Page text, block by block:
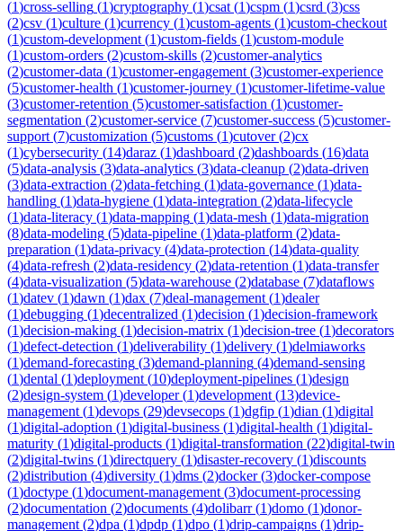
(1)cross-selling (1)cryptography (1)csat (1)cspm (1)csrd (3)css
(2)csv (1)culture (1)currency (1)custom-agents (1)custom-checkout
(1)custom-development (1)custom-fields (1)custom-module
(1)custom-orders (2)custom-skills (2)customer-analytics
(2)customer-data (1)customer-engagement (3)customer-experience
(5)customer-health (1)customer-journey (1)customer-lifetime-value
(3)customer-retention (5)customer-satisfaction (1)customer-
segmentation (2)customer-service (7)customer-success (5)customer-
support (7)customization (5)customs (1)cutover(2)cx
(1)cybersecurity (14)daraz (1)dashboard (2)dashboards (16)data
(5)data-analysis (3)data-analytics (3)data-cleanup (2)data-driven
(3)data-extraction (2)data-fetching (1)data-governance (1)data-
handling (1)data-hygiene (1)data-integration (2)data-lifecycle
(1)data-literacy (1)data-mapping (1)data-mesh (1)data-migration
(8)data-modeling (5)data-pipeline (1)data-platform (2)data-
preparation (1)data-privacy (4)data-protection (14)data-quality
(4)data-refresh (2)data-residency (2)data-retention (1)data-transfer
(4)data-visualization (5)data-warehouse (2)database (7)dataflows
(1)datev (1)dawn (1)dax (7)deal-management (1)dealer
(1)debugging (1)decentralized (1)decision (1)decision-framework
(1)decision-making (1)decision-matrix (1)decision-tree (1)decorators
(1)defect-detection (1)deliverability (1)delivery (1)delmiaworks
(1)demand-forecasting (3)demand-planning (4)demand-sensing
(1)dental (1)deployment (10)deployment-pipelines (1)design
(2)design-system (1)developer(1)development (13)device-
management (1)devops (29)devsecops (1)dgfip (1)dian (1)digital
(1)digital-adoption (1)digital-business (1)digital-health (1)digital-
maturity (1)digital-products (1)digital-transformation (22)digital-twin
(2)digital-twins (1)directquery (1)disaster-recovery (1)discounts
(2)distribution (4)diversity (1)dms (2)docker(3)docker-compose
(1)doctype (1)document-management (3)document-processing
(2)documentation (2)documents (4)dolibarr(1)domo (1)donor-
management (2)dpa (1)dpdp (1)dpo (1)drip-campaigns (1)drip-